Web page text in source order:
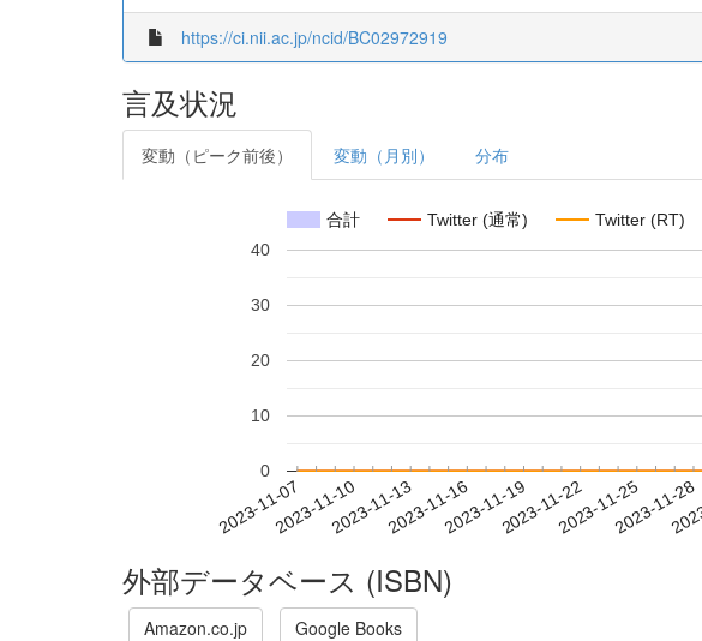
https://ci.nii.ac.jp/ncid/BC02972919
言及状況
変動（ピーク前後） 変動（月別） 分布
合計 Twitter (通常) Twitter (RT)
2023-11-072023-11-102023-11-132023-11-162023-11-192023-11-222023-11-252023-11-28
0
10
20
30
40
外部データベース (ISBN)
Amazon.co.jp Google Books